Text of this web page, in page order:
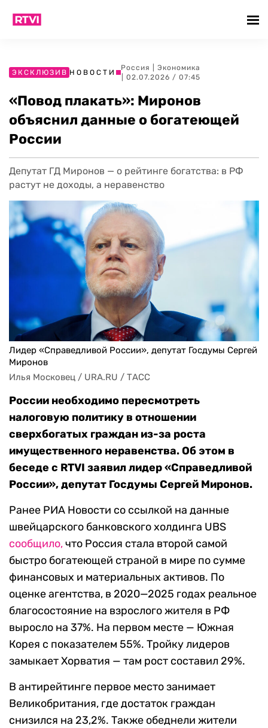
ЭКСКЛЮЗИВ НОВОСТИ
Россия
Экономика
| 02.07.2026 / 07:45
«Повод плакать»: Миронов
объяснил данные о богатеющей
России
Депутат ГД Миронов — о рейтинге богатства: в РФ
растут не доходы, а неравенство
Лидер «Справедливой России», депутат Госдумы Сергей
Миронов
Илья Московец / URA.RU / ТАСС
России необходимо пересмотреть
налоговую политику в отношении
сверхбогатых граждан из-за роста
имущественного неравенства. Об этом в
беседе с RTVI заявил лидер «Справедливой
России», депутат Госдумы Сергей Миронов.
Ранее РИА Новости со ссылкой на данные
швейцарского банковского холдинга UBS
сообщило,что Россия стала второй самой
быстро богатеющей страной в мире по сумме
финансовых и материальных активов. По
оценке агентства, в 2020—2025 годах реальное
благосостояние на взрослого жителя в РФ
выросло на 37%. На первом месте — Южная
Корея с показателем 55%. Тройку лидеров
замыкает Хорватия — там рост составил 29%.
В антирейтинге первое место занимает
Великобритания, где достаток граждан
снизился на 23,2%. Также обеднели жители